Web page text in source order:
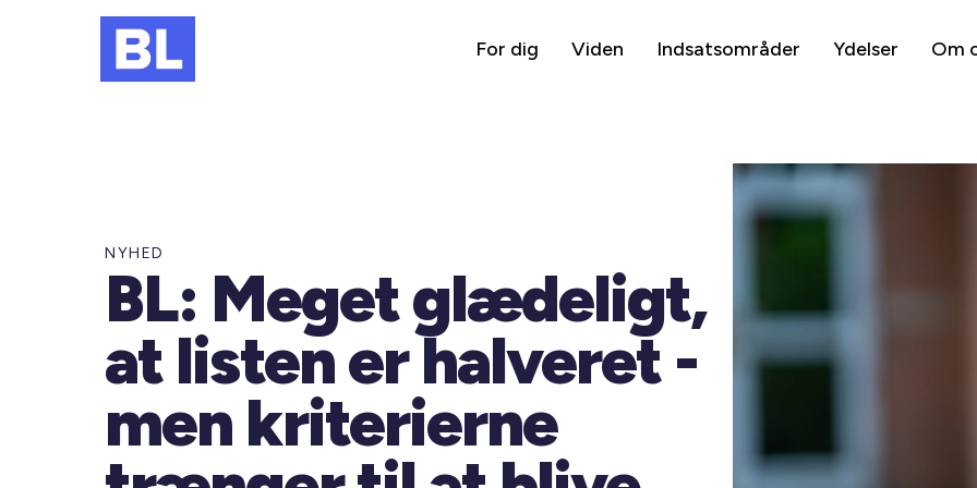
For dig Viden Indsatsområder Ydelser Om
NYHED
BL: Meget glædeligt,
at listen er halveret -
men kriterierne